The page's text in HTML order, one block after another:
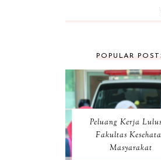
POPULAR
Peluang Kerja
Fakultas
Masyarakat